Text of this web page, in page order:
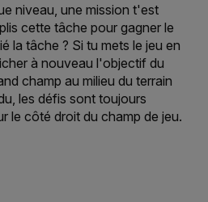
niveau, une mission t'est
cette tâche pour gagner le
la tâche ? Si tu mets le jeu en
à nouveau l'objectif du
champ au milieu du terrain
les défis sont toujours
le côté droit du champ de jeu.